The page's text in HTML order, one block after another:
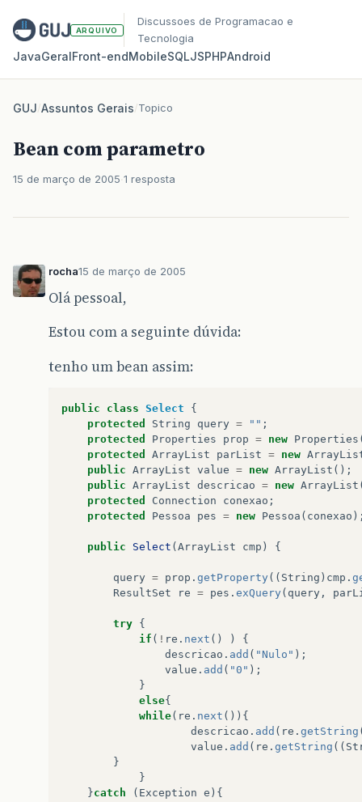
ARQUIVO
Discussoes de Programacao e
Tecnologia
JavaGeralFront‑endMobileSQLJSPHPAndroid
GUJ/Assuntos Gerais/Topico
Bean com parametro
15 de março de 2005 1 resposta
rocha15 de março de 2005
Olá pessoal,
Estou com a seguinte dúvida:
tenho um bean assim:
public class Select
{
protected
String query = "" ;
protected
Properties prop = new Properties
protected
ArrayList parList = new
public ArrayList value = new ArrayList ();
public ArrayList descricao = new ArrayList
protected
Connection conexao ;
protected
Pessoa pes = new Pessoa ( conexao
public Select ( ArrayList cmp ) {
query = prop . getProperty (( String ) cmp .
ResultSet
re = pes . exQuery ( query ,
try {
if ( ! re . next () )
{
descricao . add ( "Nulo" );
value . add ( "0" );
}
else{
while( re . next ()){
descricao . add ( re . getString
value . add ( re . getString ((
}
}
}catch ( Exception e ){